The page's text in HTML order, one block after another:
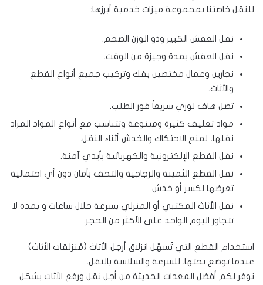
للنقل خاصتنا بمجموعة ميزات خدمية أبرزها:
نقل العفش الكبير وذو الوزن الضخم.
نقل العفش بمدة وجيزة من الوقت.
نجارين وعمال مختصين بفك وتركيب جميع أنواع القطع
والأثاث.
تصل هاف لوري سريعاً فور الطلب.
مواد تغليف كثيرة ومتنوعة وتتناسب مع أنواع المواد المراد
نقلها، لمنع الاحتكاك والخدش أثناء النقل.
نقل القطع الإلكترونية والكهربائية بأيدي آمنة.
نقل القطع الثمينة والزجاجية والتحف بأمان دون أي احتمالية
تعرضها لكسر أو خدش.
نقل الأثاث المكتبي أو المنزلي بسرعة خلال ساعات و بمدة لا
تتجاوز اليوم الواحد على الأكثر من الحجز.
استخدام القطع التي تُسهّل انزلاق أرجل الأثاث (مُنزلقات الأثاث)
عندما توضع تحتها. للسرعة والسلاسة بالنقل.
نوفر لكم أفضل المعدات الحديثة من أجل نقل ورفع الأثاث بشكل